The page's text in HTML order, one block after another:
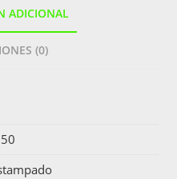
ADICIONAL
(0)